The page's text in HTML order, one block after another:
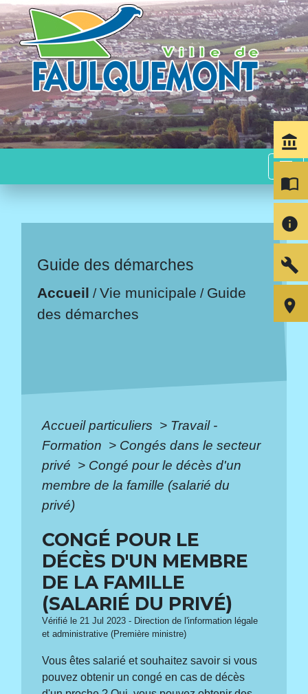
menu
Guide des démarches
Accueil /Vie municipale / Guide
des démarches
Accueil particuliers > Travail -
Formation > Congés dans le secteur
privé > Congé pour le décès d'un
membre de la famille (salarié du
privé)
CONGÉ POUR LE
DÉCÈS D'UN MEMBRE
DE LA FAMILLE
(SALARIÉ DU PRIVÉ)
Vérifié le 21 Jul 2023 - Direction de l'information légale
et administrative (Première ministre)
Vous êtes salarié et souhaitez savoir si vous
pouvez obtenir un congé en cas de décès
account_balance
import_contacts
info
build
room